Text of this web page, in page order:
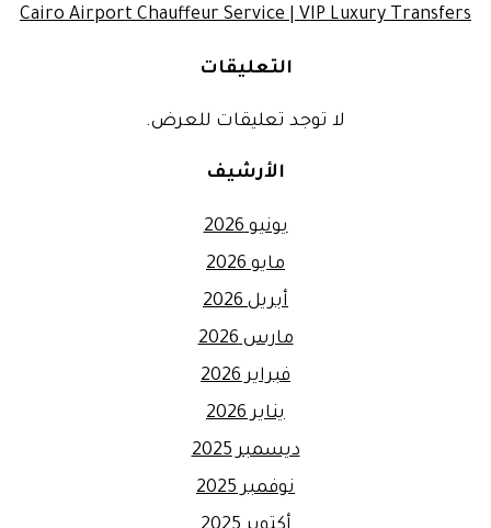
Cairo Airport Chauffeur Service | VIP Luxury Transfers
التعليقات
لا توجد تعليقات للعرض.
الأرشيف
يونيو 2026
مايو 2026
أبريل 2026
مارس 2026
فبراير 2026
يناير 2026
ديسمبر 2025
نوفمبر 2025